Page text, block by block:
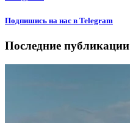
Подпишиcь на нас в Telegram
Последние публикации